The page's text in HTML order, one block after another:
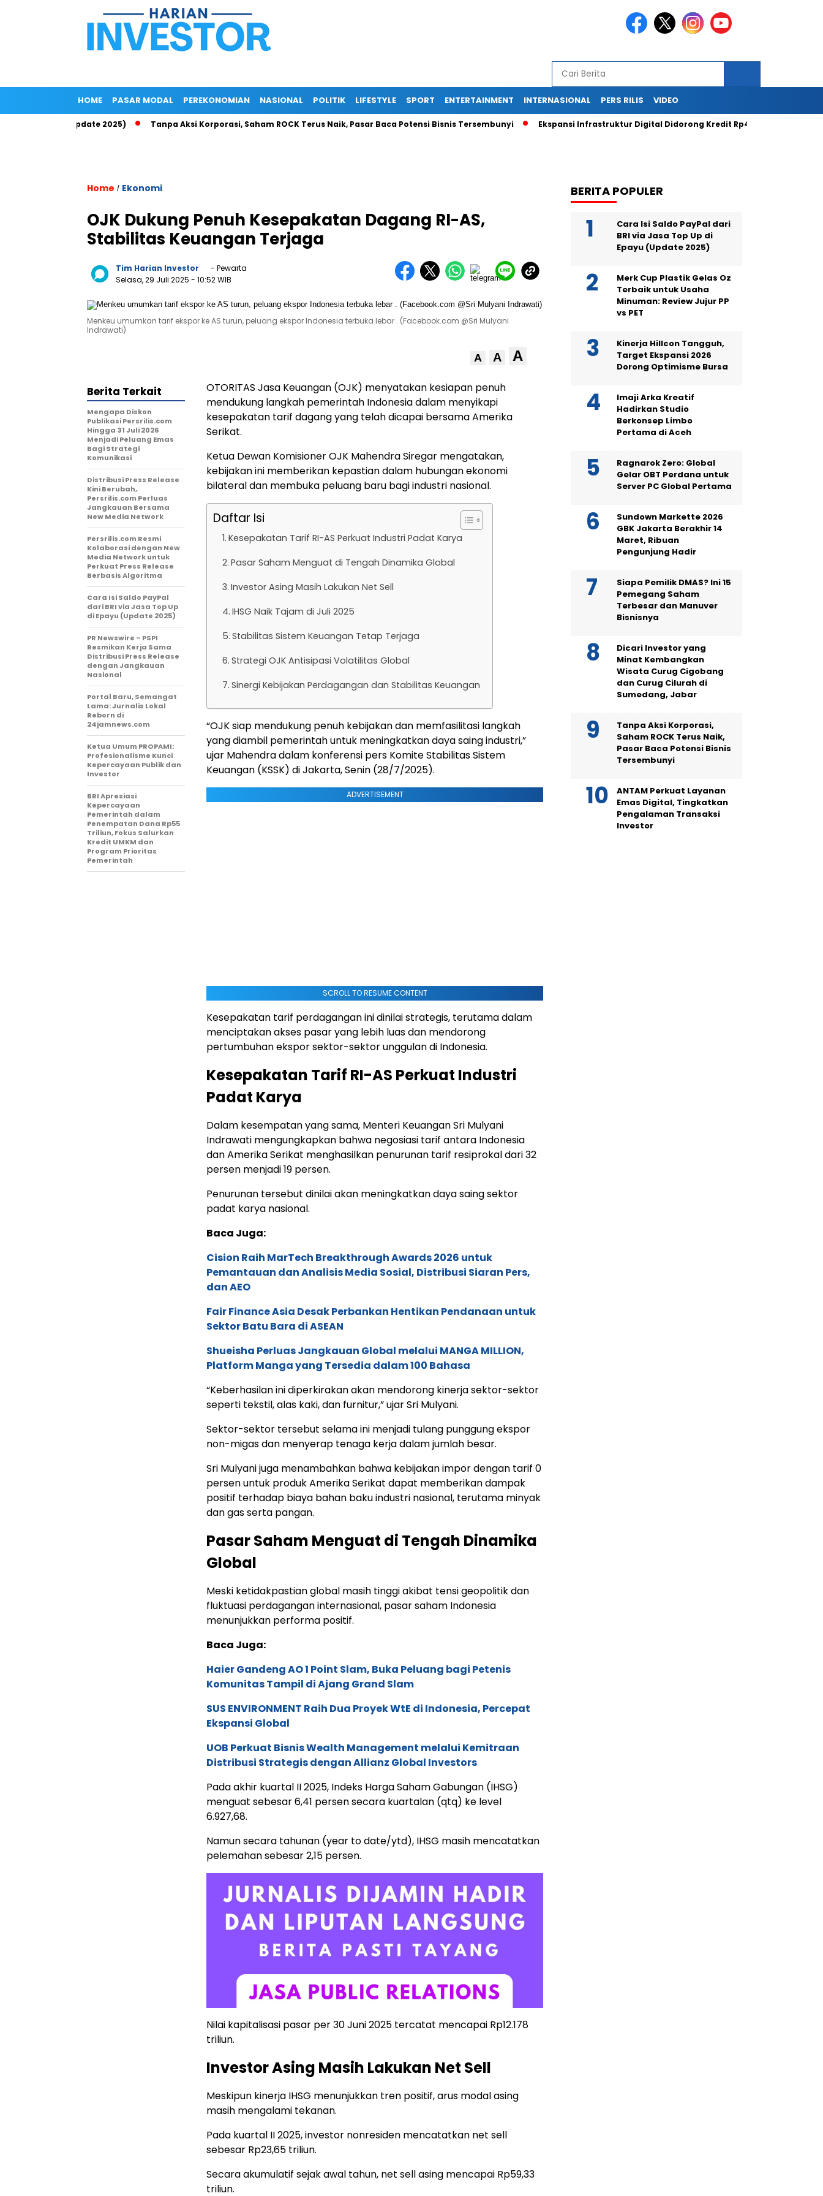
HOME PASAR MODAL PEREKONOMIAN NASIONAL POLITIK LIFESTYLE SPORT ENTERTAINMENT INTERNASIONAL PERS RILIS VIDEO
di Epayu (Update 2025) Tanpa Aksi Korporasi, Saham ROCK Terus Naik, Pasar Baca Potensi Bisnis Tersembunyi Ekspansi Infrastruktur Digital Didorong Kredit Rp400 Miliar TOWR dari
Home / Ekonomi
OJK Dukung Penuh Kesepakatan Dagang RI-AS,
Stabilitas Keuangan Terjaga
Tim Harian Investor
- Pewarta
Selasa, 29 Juli 2025 - 10:52 WIB
Menkeu umumkan tarif ekspor ke AS turun, peluang ekspor Indonesia terbuka lebar . (Facebook.com @Sri Mulyani
Indrawati)
A A A
OTORITAS Jasa Keuangan (OJK) menyatakan kesiapan penuh
mendukung langkah pemerintah Indonesia dalam menyikapi
kesepakatan tarif dagang yang telah dicapai bersama Amerika
Serikat.
Ketua Dewan Komisioner OJK Mahendra Siregar mengatakan,
kebijakan ini memberikan kepastian dalam hubungan ekonomi
bilateral dan membuka peluang baru bagi industri nasional.
Daftar Isi
Kesepakatan Tarif RI-AS Perkuat Industri Padat Karya
Pasar Saham Menguat di Tengah Dinamika Global
Investor Asing Masih Lakukan Net Sell
IHSG Naik Tajam di Juli 2025
Stabilitas Sistem Keuangan Tetap Terjaga
Strategi OJK Antisipasi Volatilitas Global
Sinergi Kebijakan Perdagangan dan Stabilitas Keuangan
“OJK siap mendukung penuh kebijakan dan memfasilitasi langkah
yang diambil pemerintah untuk meningkatkan daya saing industri,”
ujar Mahendra dalam konferensi pers Komite Stabilitas Sistem
Keuangan (KSSK) di Jakarta, Senin (28/7/2025).
ADVERTISEMENT
SCROLL TO RESUME CONTENT
Kesepakatan tarif perdagangan ini dinilai strategis, terutama dalam
menciptakan akses pasar yang lebih luas dan mendorong
pertumbuhan ekspor sektor-sektor unggulan di Indonesia.
Kesepakatan Tarif RI-AS Perkuat Industri
Padat Karya
Dalam kesempatan yang sama, Menteri Keuangan Sri Mulyani
Indrawati mengungkapkan bahwa negosiasi tarif antara Indonesia
dan Amerika Serikat menghasilkan penurunan tarif resiprokal dari 32
persen menjadi 19 persen.
Penurunan tersebut dinilai akan meningkatkan daya saing sektor
padat karya nasional.
Baca Juga:
Cision Raih MarTech Breakthrough Awards 2026 untuk
Pemantauan dan Analisis Media Sosial, Distribusi Siaran Pers,
dan AEO
Fair Finance Asia Desak Perbankan Hentikan Pendanaan untuk
Sektor Batu Bara di ASEAN
Shueisha Perluas Jangkauan Global melalui MANGA MILLION,
Platform Manga yang Tersedia dalam 100 Bahasa
“Keberhasilan ini diperkirakan akan mendorong kinerja sektor-sektor
seperti tekstil, alas kaki, dan furnitur,” ujar Sri Mulyani.
Sektor-sektor tersebut selama ini menjadi tulang punggung ekspor
non-migas dan menyerap tenaga kerja dalam jumlah besar.
Sri Mulyani juga menambahkan bahwa kebijakan impor dengan tarif 0
persen untuk produk Amerika Serikat dapat memberikan dampak
positif terhadap biaya bahan baku industri nasional, terutama minyak
dan gas serta pangan.
Pasar Saham Menguat di Tengah Dinamika
Global
Meski ketidakpastian global masih tinggi akibat tensi geopolitik dan
fluktuasi perdagangan internasional, pasar saham Indonesia
menunjukkan performa positif.
Baca Juga:
Haier Gandeng AO 1 Point Slam, Buka Peluang bagi Petenis
Komunitas Tampil di Ajang Grand Slam
SUS ENVIRONMENT Raih Dua Proyek WtE di Indonesia, Percepat
Ekspansi Global
UOB Perkuat Bisnis Wealth Management melalui Kemitraan
Distribusi Strategis dengan Allianz Global Investors
Pada akhir kuartal II 2025, Indeks Harga Saham Gabungan (IHSG)
menguat sebesar 6,41 persen secara kuartalan (qtq) ke level
6.927,68.
Namun secara tahunan (year to date/ytd), IHSG masih mencatatkan
pelemahan sebesar 2,15 persen.
Nilai kapitalisasi pasar per 30 Juni 2025 tercatat mencapai Rp12.178
triliun.
Investor Asing Masih Lakukan Net Sell
Meskipun kinerja IHSG menunjukkan tren positif, arus modal asing
masih mengalami tekanan.
Pada kuartal II 2025, investor nonresiden mencatatkan net sell
sebesar Rp23,65 triliun.
Secara akumulatif sejak awal tahun, net sell asing mencapai Rp59,33
triliun.
Berita Terkait
Mengapa Diskon
Publikasi Persrilis.com
Hingga 31 Juli 2026
Menjadi Peluang Emas
Bagi Strategi
Komunikasi
Distribusi Press Release
Kini Berubah,
Persrilis.com Perluas
Jangkauan Bersama
New Media Network
Persrilis.com Resmi
Kolaborasi dengan New
Media Network untuk
Perkuat Press Release
Berbasis Algoritma
Cara Isi Saldo PayPal
dari BRI via Jasa Top Up
di Epayu (Update 2025)
PR Newswire – PSPI
Resmikan Kerja Sama
Distribusi Press Release
dengan Jangkauan
Nasional
Portal Baru, Semangat
Lama: Jurnalis Lokal
Reborn di
24jamnews.com
Ketua Umum PROPAMI:
Profesionalisme Kunci
Kepercayaan Publik dan
Investor
BRI Apresiasi
Kepercayaan
Pemerintah dalam
Penempatan Dana Rp55
Triliun, Fokus Salurkan
Kredit UMKM dan
Program Prioritas
Pemerintah
BERITA POPULER
Cara Isi Saldo PayPal dari
BRI via Jasa Top Up di
Epayu (Update 2025)
Merk Cup Plastik Gelas Oz
Terbaik untuk Usaha
Minuman: Review Jujur PP
vs PET
Kinerja Hillcon Tangguh,
Target Ekspansi 2026
Dorong Optimisme Bursa
Imaji Arka Kreatif
Hadirkan Studio
Berkonsep Limbo
Pertama di Aceh
Ragnarok Zero: Global
Gelar OBT Perdana untuk
Server PC Global Pertama
Sundown Markette 2026
GBK Jakarta Berakhir 14
Maret, Ribuan
Pengunjung Hadir
Siapa Pemilik DMAS? Ini 15
Pemegang Saham
Terbesar dan Manuver
Bisnisnya
Dicari Investor yang
Minat Kembangkan
Wisata Curug Cigobang
dan Curug Cilurah di
Sumedang, Jabar
Tanpa Aksi Korporasi,
Saham ROCK Terus Naik,
Pasar Baca Potensi Bisnis
Tersembunyi
ANTAM Perkuat Layanan
Emas Digital, Tingkatkan
Pengalaman Transaksi
Investor